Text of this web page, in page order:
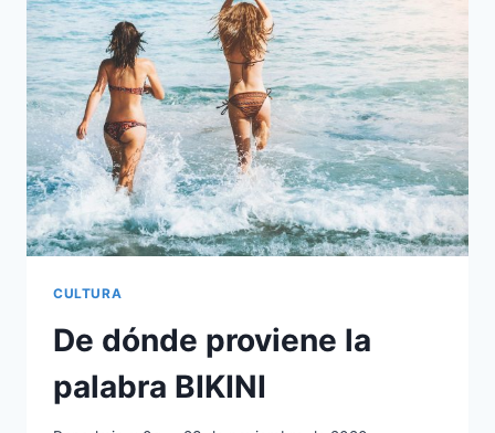
LA
VIOLENCIA
HACIA
LAS
MUJERES
Y
LAS
NIÑAS
CULTURA
De dónde proviene la
palabra BIKINI